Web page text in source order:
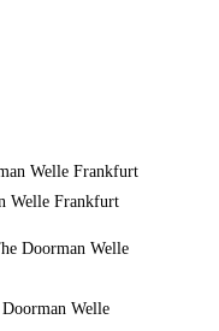
Welle Frankfurt
Welle